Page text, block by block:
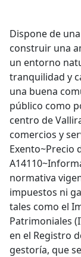
Dispone de
construir una
un entorno
tranquilidad y
una buena
público como
centro de
comercios y
Exento~Precio
normativa
impuestos ni
tales como el
Patrimoniales
en el Registro
gestoría, que